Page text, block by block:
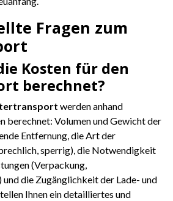
Fragen zum
Kosten für den
berechnet?
werden anhand
berechnet: Volumen und Gewicht der
Entfernung, die Art der
sperrig), die Notwendigkeit
(Verpackung,
die Zugänglichkeit der Lade- und
Ihnen ein detailliertes und